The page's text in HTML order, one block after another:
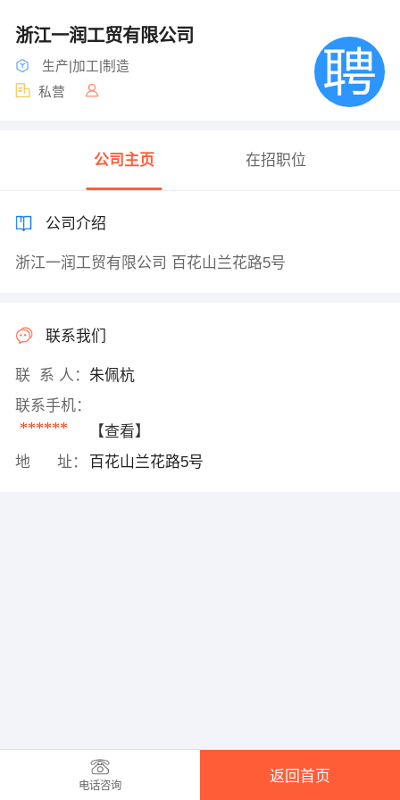
浙江一润工贸有限公司
生产|加工|制造
私营
公司主页 在招职位
公司介绍
浙江一润工贸有限公司 百花山兰花路5号
联系我们
联 系 人： 朱佩杭
联系手机：
******
【查看】
地 址：
百花山兰花路5号
电话咨询
返回首页